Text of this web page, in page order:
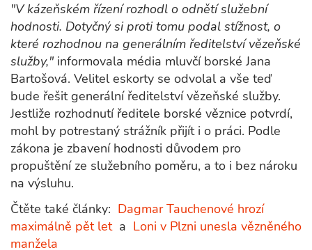
"V kázeňském řízení rozhodl o odnětí služební
hodnosti. Dotyčný si proti tomu podal stížnost, o
které rozhodnou na generálním ředitelství vězeňské
služby," informovala média mluvčí borské Jana
Bartošová. Velitel eskorty se odvolal a vše teď
bude řešit generální ředitelství vězeňské služby.
Jestliže rozhodnutí ředitele borské věznice potvrdí,
mohl by potrestaný strážník přijít i o práci. Podle
zákona je zbavení hodnosti důvodem pro
propuštění ze služebního poměru, a to i bez nároku
na výsluhu.
Čtěte také články: Dagmar Tauchenové hrozí
maximálně pět leta Loni v Plzni unesla vězněného
manžela